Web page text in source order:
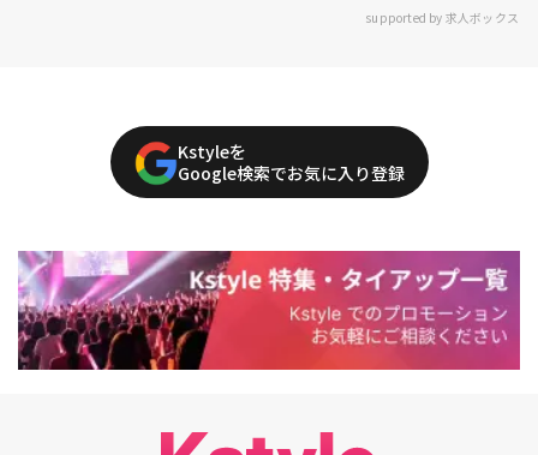
supported by 求人ボックス
Kstyleを
Google検索でお気に入り登録